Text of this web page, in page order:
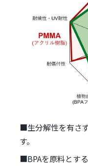
■生分解性を有さ
す。
■BPAを原料とす